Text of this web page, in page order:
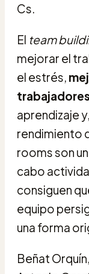
Cs.
El team
mejorar el
el estrés,
trabajadores
aprendizaje
rendimiento
rooms son
cabo
consiguen
equipo
una forma
Beñat